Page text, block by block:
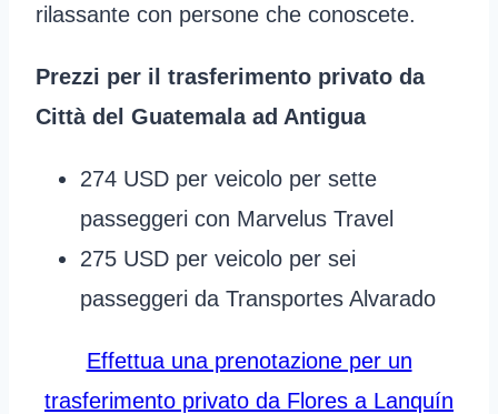
rilassante con persone che conoscete.
Prezzi per il trasferimento privato da
Città del Guatemala ad Antigua
274 USD per veicolo per sette
passeggeri con Marvelus Travel
275 USD per veicolo per sei
passeggeri da Transportes Alvarado
Effettua una prenotazione per un
trasferimento privato da Flores a Lanquín